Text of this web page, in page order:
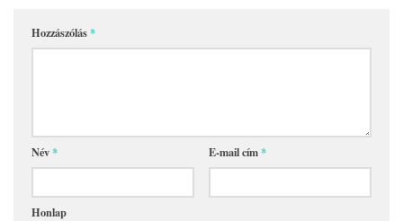
Hozzászólás*
Név* E-mail cím*
Honlap